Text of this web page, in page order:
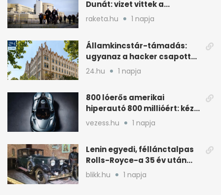
Dunát: vizet vittek a
cernavodai atomerőmű felé
raketa.hu 1 napja
Államkincstár-támadás:
ugyanaz a hacker csapott
le, mint Romániában
24.hu 1 napja
800 lóerős amerikai
hiperautó 800 millióért: kézi
váltóval jön
vezess.hu 1 napja
Lenin egyedi, féllánctalpas
Rolls-Royce-a 35 év után
kijött a garázsból
blikk.hu 1 napja